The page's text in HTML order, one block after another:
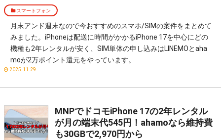
スマートフォン
月末アンド週末なので今おすすめのスマホ/SIMの案件をまとめて
みました。iPhoneは配送に時間がかかるiPhone 17を中心にどの
機種も2年レンタルが安く、SIM単体の申し込みはLINEMOとaha
moが2万ポイント還元をやっています。
2025.11.29
MNPでドコモiPhone 17の2年レンタル
が月の端末代545円！ahamoなら維持費
も30GBで2,970円から